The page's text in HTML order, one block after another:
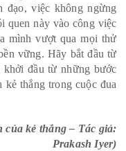
đạo, việc không ngừng
quen này vào công việc
mình vượt qua mọi thử
vững. Hãy bắt đầu từ
đầu từ những bước
kẻ thắng trong cuộc đua
kẻ thắng – Tác giả:
Prakash Iyer)